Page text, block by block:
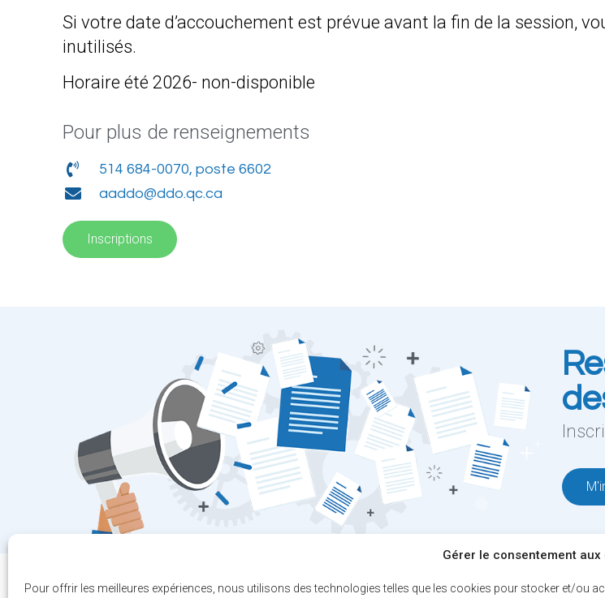
Gérer le consentement aux
Pour offrir les meilleures expériences, nous utilisons des technologies telles que les cookies pour stocker et/ou
Si votre date d’accouchement est prévue avant la fin de la session,
inutilisés.
Horaire été 2026- non-disponible
Pour plus de renseignements
514 684-0070, poste 6602
aaddo@ddo.qc.ca
Inscriptions